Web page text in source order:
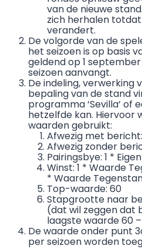
van de nieuwe
zich herhalen
verandert.
De volgorde van de
het seizoen is op basis
geldend op 1
seizoen aanvangt.
De indeling, verwerking
bepaling van de stand
programma ‘Sevilla’ of
hetzelfde kan. Hiervoor
waarden gebruikt:
Afwezig met
Afwezig zonder
Pairingsbye: 1 *
Winst: 1 * Waarde
* Waarde
Top-waarde: 60
Stapgrootte naar
(dat wil zeggen dat
laagste waarde 60
De waarde onder punt
per seizoen worden